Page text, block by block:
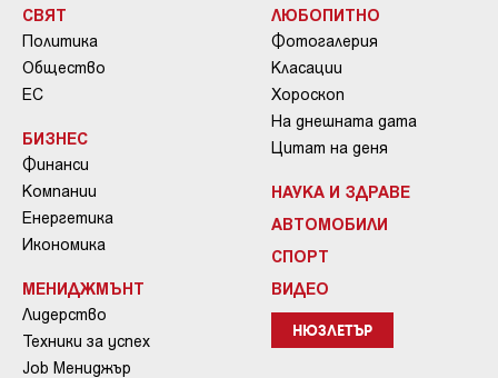
СВЯТ
Политика
Общество
ЕС
БИЗНЕС
Финанси
Компании
Енергетика
Икономика
МЕНИДЖМЪНТ
Лидерство
Техники за успех
Job Мениджър
ЛЮБОПИТНО
Фотогалерия
Класации
Хороскоп
На днешната дата
Цитат на деня
НАУКА И ЗДРАВЕ
АВТОМОБИЛИ
СПОРТ
ВИДЕО
НЮЗЛЕТЪР